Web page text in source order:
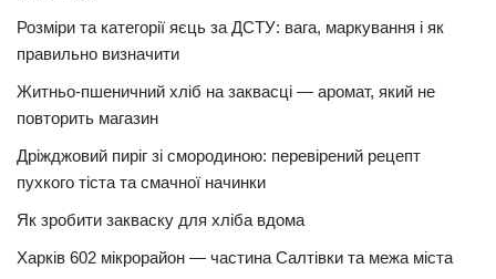
Розміри та категорії яєць за ДСТУ: вага, маркування і як
правильно визначити
Житньо-пшеничний хліб на заквасці — аромат, який не
повторить магазин
Дріжджовий пиріг зі смородиною: перевірений рецепт
пухкого тіста та смачної начинки
Як зробити закваску для хліба вдома
Харків 602 мікрорайон — частина Салтівки та межа міста